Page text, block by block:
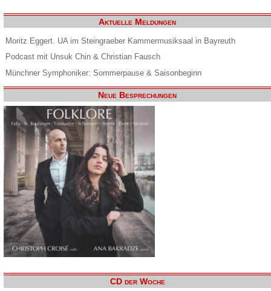
Aktuelle Meldungen
Moritz Eggert. UA im Steingraeber Kammermusiksaal in Bayreuth
Podcast mit Unsuk Chin & Christian Fausch
Münchner Symphoniker: Sommerpause & Saisonbeginn
Neue Besprechungen
CD der Woche